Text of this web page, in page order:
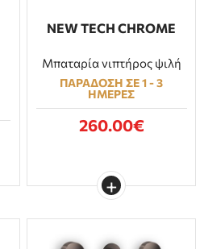
NEW TECH CHROME
Μπαταρία νιπτήρος ψιλή
ΠΑΡΑΔΟΣΗ ΣΕ 1 - 3
ΗΜΕΡΕΣ
260.00€